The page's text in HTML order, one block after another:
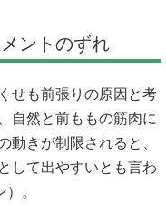
ントのずれ
せも前張りの原因と考
自然と前ももの筋肉に
動きが制限されると、
して出やすいとも言わ
）。